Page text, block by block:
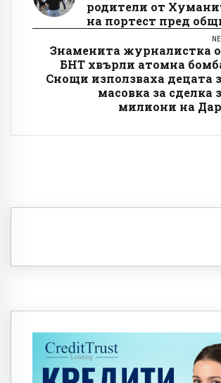
родители от
на портест пред
Знаменита журналистка
БНТ хвърли атомна
Снощи използваха децата
масовка за сделка
милиони на